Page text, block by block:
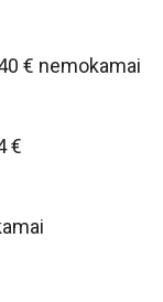
€ nemokamai
€